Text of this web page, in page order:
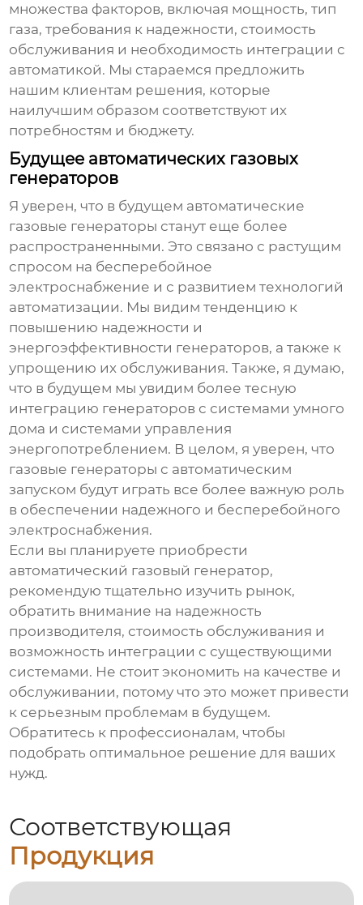
множества факторов, включая мощность, тип
газа, требования к надежности, стоимость
обслуживания и необходимость интеграции с
автоматикой. Мы стараемся предложить
нашим клиентам решения, которые
наилучшим образом соответствуют их
потребностям и бюджету.
Будущее автоматических газовых
генераторов
Я уверен, что в будущем автоматические
газовые генераторы станут еще более
распространенными. Это связано с растущим
спросом на бесперебойное
электроснабжение и с развитием технологий
автоматизации. Мы видим тенденцию к
повышению надежности и
энергоэффективности генераторов, а также к
упрощению их обслуживания. Также, я думаю,
что в будущем мы увидим более тесную
интеграцию генераторов с системами умного
дома и системами управления
энергопотреблением. В целом, я уверен, что
газовые генераторы с автоматическим
запуском будут играть все более важную роль
в обеспечении надежного и бесперебойного
электроснабжения.
Если вы планируете приобрести
автоматический газовый генератор,
рекомендую тщательно изучить рынок,
обратить внимание на надежность
производителя, стоимость обслуживания и
возможность интеграции с существующими
системами. Не стоит экономить на качестве и
обслуживании, потому что это может привести
к серьезным проблемам в будущем.
Обратитесь к профессионалам, чтобы
подобрать оптимальное решение для ваших
нужд.
Соответствующая
Продукция